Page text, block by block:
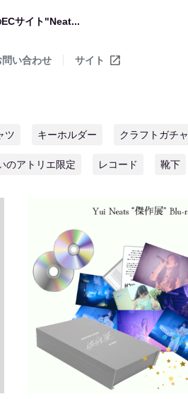
サイト"Neat...
問い合わせ サイト
ツ キーホルダー クラフトガチャ
のアトリエ限定 レコード 靴下